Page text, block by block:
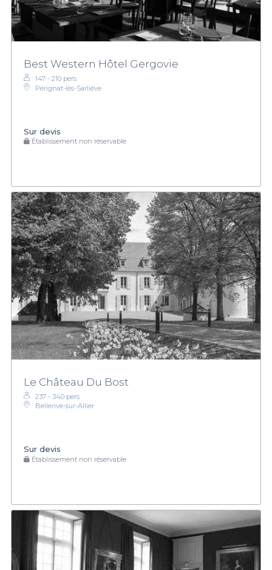
Best Western Hôtel Gergovie
147 - 210 pers.
Pérignat-lès-Sarliève
Sur devis
Établissement non réservable
Le Château Du Bost
237 - 340 pers.
Bellerive-sur-Allier
Sur devis
Établissement non réservable